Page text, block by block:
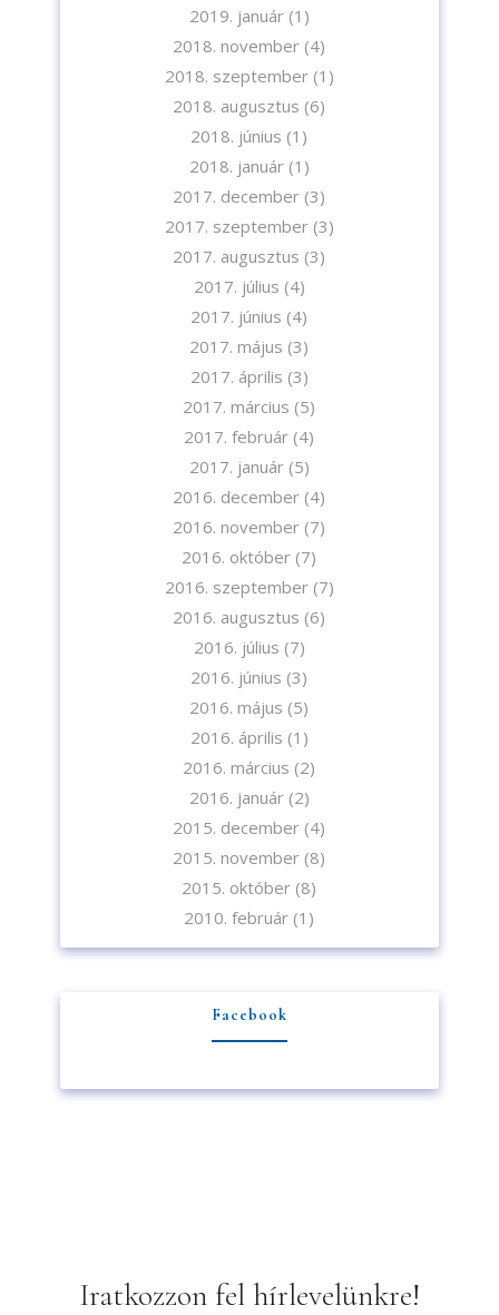
2019. január(1)
2018. november (4)
2018. szeptember(1)
2018. augusztus (6)
2018. június (1)
2018. január(1)
2017. december (3)
2017. szeptember(3)
2017. augusztus (3)
2017. július (4)
2017. június (4)
2017. május (3)
2017. április (3)
2017. március (5)
2017. február (4)
2017. január(5)
2016. december (4)
2016. november (7)
2016. október (7)
2016. szeptember(7)
2016. augusztus (6)
2016. július (7)
2016. június (3)
2016. május (5)
2016. április (1)
2016. március (2)
2016. január(2)
2015. december (4)
2015. november (8)
2015. október (8)
2010. február (1)
Facebook
Iratkozzon fel hírlevelünkre!